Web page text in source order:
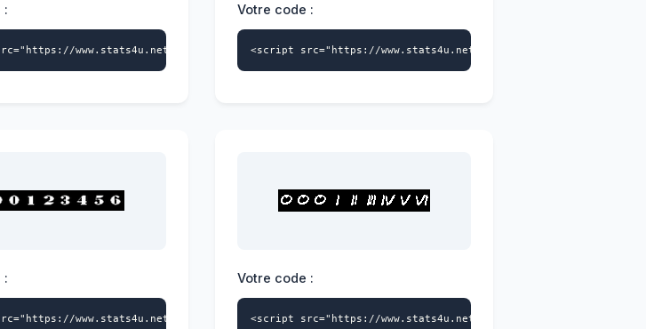
data-style="112" async></script>
:
www.stats4u.net/s4u.js" data-id="4228404541" data-style="113" async></script>
Votre code :
<script src="https://www.stats4u.net/s4u.js" data-
data-style="115" async></script>
:
www.stats4u.net/s4u.js" data-id="4228404541" data-style="116" async></script>
Votre code :
<script src="https://www.stats4u.net/s4u.js" data-